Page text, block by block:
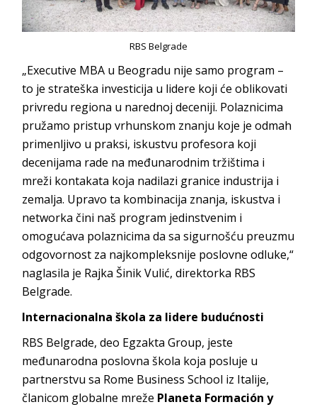
RBS Belgrade
„Executive MBA u Beogradu nije samo program –
to je strateška investicija u lidere koji će oblikovati
privredu regiona u narednoj deceniji. Polaznicima
pružamo pristup vrhunskom znanju koje je odmah
primenljivo u praksi, iskustvu profesora koji
decenijama rade na međunarodnim tržištima i
mreži kontakata koja nadilazi granice industrija i
zemalja. Upravo ta kombinacija znanja, iskustva i
networka čini naš program jedinstvenim i
omogućava polaznicima da sa sigurnošću preuzmu
odgovornost za najkompleksnije poslovne odluke,“
naglasila je Rajka Šinik Vulić, direktorka RBS
Belgrade.
Internacionalna škola za lidere budućnosti
RBS Belgrade, deo Egzakta Group, jeste
međunarodna poslovna škola koja posluje u
partnerstvu sa Rome Business School iz Italije,
članicom globalne mreže Planeta Formación y